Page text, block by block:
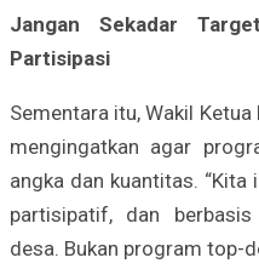
Jangan Sekadar
Partisipasi
Sementara itu, Wakil Ketua
mengingatkan agar
angka dan kuantitas.
partisipatif, dan
desa. Bukan program top-